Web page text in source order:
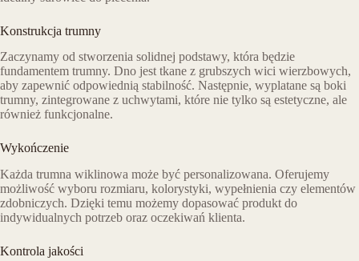
Konstrukcja trumny
Zaczynamy od stworzenia solidnej podstawy, która będzie
fundamentem trumny. Dno jest tkane z grubszych wici wierzbowych,
aby zapewnić odpowiednią stabilność. Następnie, wyplatane są boki
trumny, zintegrowane z uchwytami, które nie tylko są estetyczne, ale
również funkcjonalne.
Wykończenie
Każda trumna wiklinowa może być personalizowana. Oferujemy
możliwość wyboru rozmiaru, kolorystyki, wypełnienia czy elementów
zdobniczych. Dzięki temu możemy dopasować produkt do
indywidualnych potrzeb oraz oczekiwań klienta.
Kontrola jakości